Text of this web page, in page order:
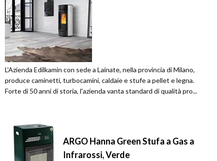
L'Azienda Edilkamin con sede a Lainate, nella provincia di Milano,
produce caminetti, turbocamini, caldaie e stufe a pellet e legna.
Forte di 50 anni di storia, l'azienda vanta standard di qualità pro...
ARGO Hanna Green Stufa a Gas a
Infrarossi, Verde